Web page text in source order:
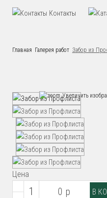
Контакты
Главная Галерея работ Забор из
Увеличить
Цена
0 р